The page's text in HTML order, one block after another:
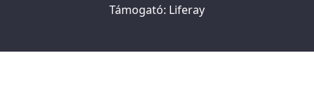
Támogató: Liferay